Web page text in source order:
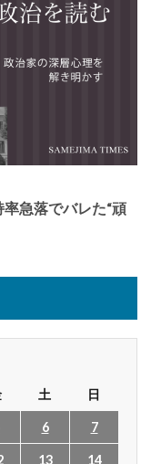
急落でバレた“頑
土 日
6 7
13 14